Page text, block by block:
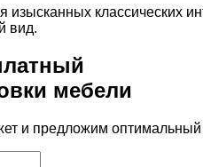
изысканных классических
вид.
мебели
и предложим оптимальный